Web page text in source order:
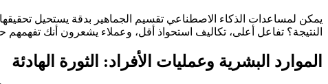
يمكن لمساعدات الذكاء الاصطناعي تقسيم الجماهير بدقة يستحيل تحقيقها
النتيجة؟ تفاعل أعلى، تكاليف استحواذ أقل، وعملاء يشعرون أنك تفهمهم
الموارد البشرية وعمليات الأفراد: الثورة الهادئة